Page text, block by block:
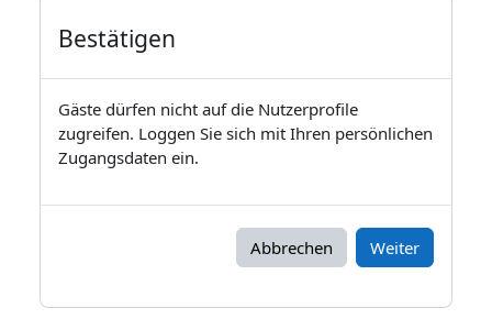
Bestätigen
Gäste dürfen nicht auf die Nutzerprofile
zugreifen. Loggen Sie sich mit Ihren persönlichen
Zugangsdaten ein.
Abbrechen Weiter